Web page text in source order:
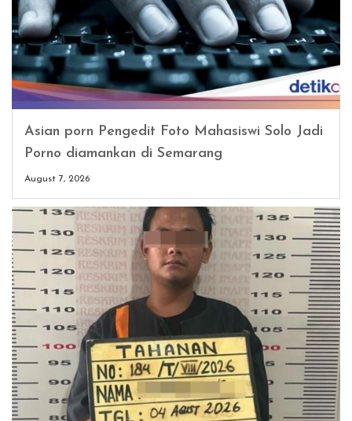
Asian porn Pengedit Foto Mahasiswi Solo Jadi
Porno diamankan di Semarang
August 7, 2026